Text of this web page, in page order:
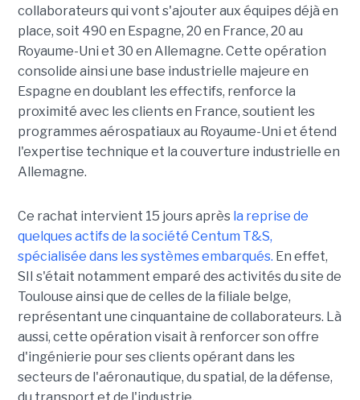
collaborateurs qui vont s'ajouter aux équipes déjà en
place, soit 490 en Espagne, 20 en France, 20 au
Royaume-Uni et 30 en Allemagne. Cette opération
consolide ainsi une base industrielle majeure en
Espagne en doublant les effectifs, renforce la
proximité avec les clients en France, soutient les
programmes aérospatiaux au Royaume-Uni et étend
l'expertise technique et la couverture industrielle en
Allemagne.
Ce rachat intervient 15 jours après la reprise de
quelques actifs de la société Centum T&S,
spécialisée dans les systèmes embarqués. En effet,
SII s'était notamment emparé des activités du site de
Toulouse ainsi que de celles de la filiale belge,
représentant une cinquantaine de collaborateurs. Là
aussi, cette opération visait à renforcer son offre
d'ingénierie pour ses clients opérant dans les
secteurs de l'aéronautique, du spatial, de la défense,